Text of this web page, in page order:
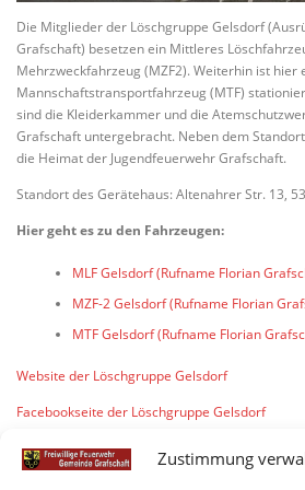
Zustimmung
Die Mitglieder der Löschgruppe Gelsdorf
Grafschaft) besetzen ein Mittleres
Mehrzweckfahrzeug (MZF2). Weiterhin ist hier
Mannschaftstransportfahrzeug (MTF)
sind die Kleiderkammer und die
Grafschaft untergebracht. Neben dem
die Heimat der Jugendfeuerwehr Grafschaft.
Standort des Gerätehaus: Altenahrer Str. 13,
Hier geht es zu den Fahrzeugen:
MLF Gelsdorf (Rufname Florian
MZF-2 Gelsdorf (Rufname Florian
MTF Gelsdorf (Rufname Florian
Website der Löschgruppe Gelsdorf
Facebookseite der Löschgruppe Gelsdorf
Instagram der Löschgruppe Gelsdorf